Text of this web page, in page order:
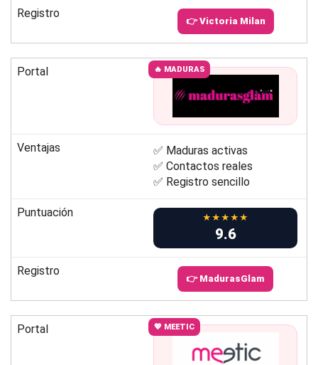
Registro
👉 Victoria Milan
Portal 🔥 MADURAS
Ventajas
✅ Maduras activas
✅ Contactos reales
✅ Registro sencillo
Puntuación ★★★★★
9.6
Registro
👉 MadurasGlam
Portal 💖 MEETIC